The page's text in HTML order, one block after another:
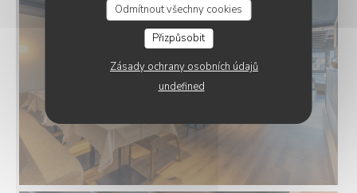
Odmítnout všechny cookies
Přizpůsobit
Zásady ochrany osobních údajů
undefined